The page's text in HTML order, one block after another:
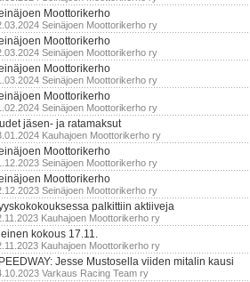
Moottorikerho
Seinäjoen Moottorikerho ry
Moottorikerho
Seinäjoen Moottorikerho ry
Moottorikerho
Seinäjoen Moottorikerho ry
Moottorikerho
Seinäjoen Moottorikerho ry
jäsen- ja ratamaksut
Kauhajoen Moottorikerho ry
Moottorikerho
Seinäjoen Moottorikerho ry
Moottorikerho
Seinäjoen Moottorikerho ry
palkittiin aktiiveja
Kauhajoen Moottorikerho ry
kokous 17.11.
Kauhajoen Moottorikerho ry
Jesse Mustosella viiden mitalin kausi
Varkaus Racing Team ry